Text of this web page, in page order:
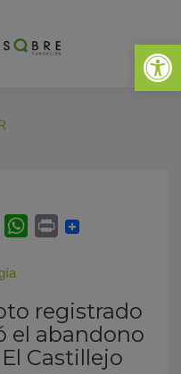
Abrir
registrado
el abandono
Castillejo